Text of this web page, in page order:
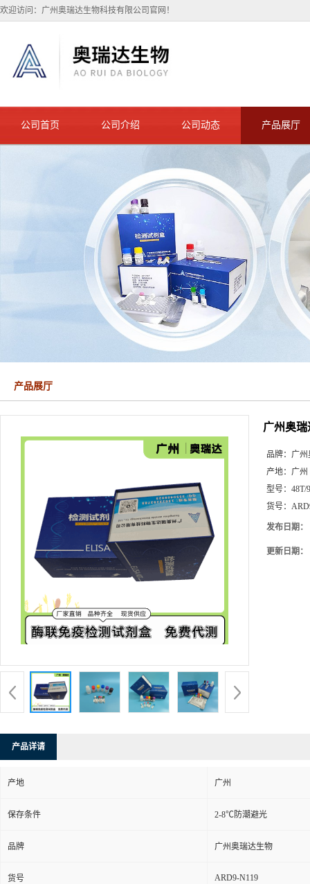
欢迎访问：广州奥瑞达生物科技有限公司官网！
公司首页 公司介绍 公司动态 产品展厅
产品展厅
广州奥
产品详请